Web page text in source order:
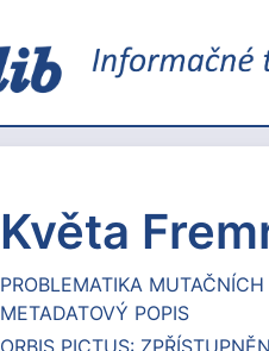
Květa
PROBLEMATIKA
METADATOVÝ POPIS
ORBIS PICTUS: